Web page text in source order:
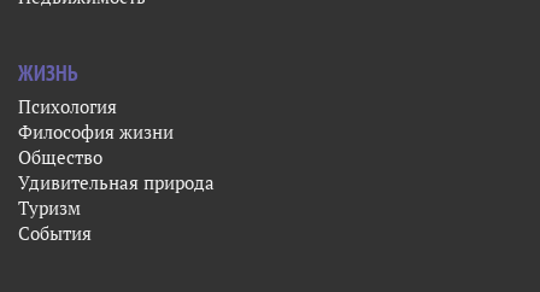
ЖИЗНЬ
Психология
Философия жизни
Общество
Удивительная природа
Туризм
События